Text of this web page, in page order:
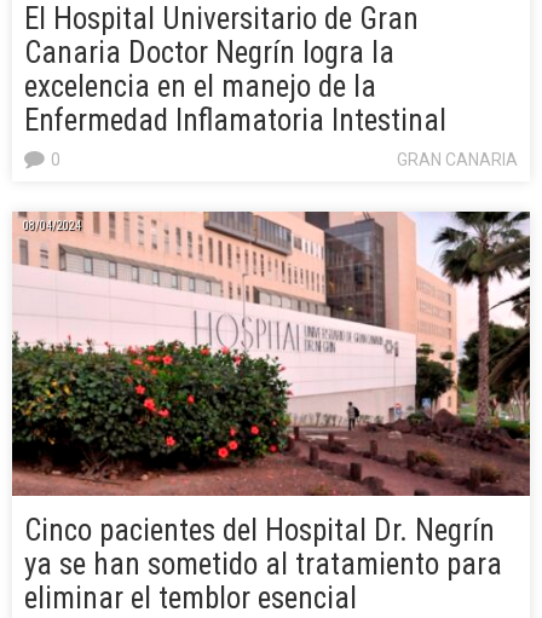
El Hospital Universitario de Gran
Canaria Doctor Negrín logra la
excelencia en el manejo de la
Enfermedad Inflamatoria Intestinal
GRAN CANARIA
0
08/04/2024
Cinco pacientes del Hospital Dr. Negrín
ya se han sometido al tratamiento para
eliminar el temblor esencial